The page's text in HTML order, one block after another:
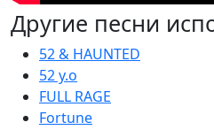
Другие песни
52 & HAUNTED
52 y.o
FULL RAGE
Fortune